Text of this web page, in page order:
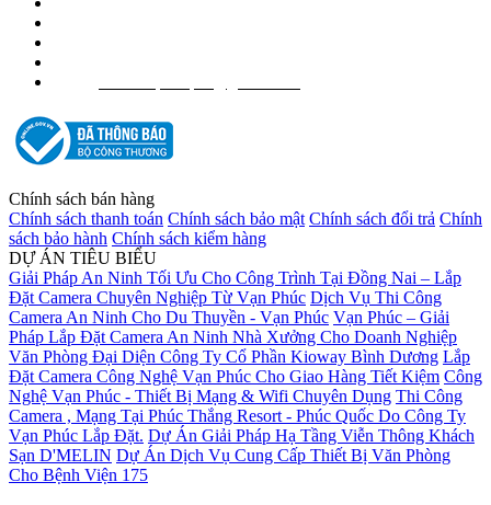
Chính sách bán hàng
Chính sách thanh toán Chính sách bảo mật Chính sách đổi trả Chính
sách bảo hành Chính sách kiểm hàng
DỰ ÁN TIÊU BIỂU
Giải Pháp An Ninh Tối Ưu Cho Công Trình Tại Đồng Nai – Lắp
Đặt Camera Chuyên Nghiệp Từ Vạn Phúc Dịch Vụ Thi Công
Camera An Ninh Cho Du Thuyền - Vạn Phúc Vạn Phúc – Giải
Pháp Lắp Đặt Camera An Ninh Nhà Xưởng Cho Doanh Nghiệp
Văn Phòng Đại Diện Công Ty Cổ Phần Kioway Bình Dương Lắp
Đặt Camera Công Nghệ Vạn Phúc Cho Giao Hàng Tiết Kiệm Công
Nghệ Vạn Phúc - Thiết Bị Mạng & Wifi Chuyên Dụng Thi Công
Camera , Mạng Tại Phúc Thắng Resort - Phúc Quốc Do Công Ty
Vạn Phúc Lắp Đặt. Dự Án Giải Pháp Hạ Tầng Viễn Thông Khách
Sạn D'MELIN Dự Án Dịch Vụ Cung Cấp Thiết Bị Văn Phòng
Cho Bệnh Viện 175